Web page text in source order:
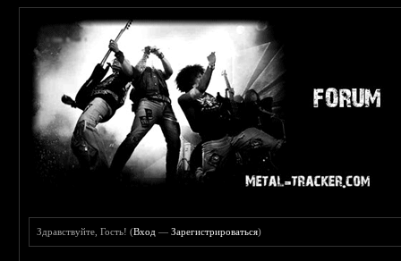
Здравствуйте, Гость! (Вход —Зарегистрироваться)